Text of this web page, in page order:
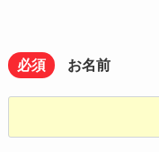
必須 お名前